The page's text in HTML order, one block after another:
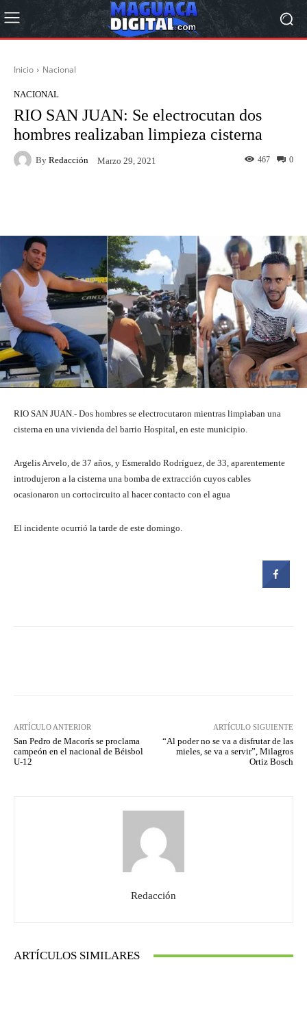
Inicio Nacional
NACIONAL
RIO SAN JUAN: Se electrocutan dos
hombres realizaban limpieza cisterna
By Redacción Marzo 29, 2021 0
467
RIO SAN JUAN.- Dos hombres se electrocutaron mientras limpiaban una
cisterna en una vivienda del barrio Hospital, en este municipio.
Argelis Arvelo, de 37 años, y Esmeraldo Rodríguez, de 33, aparentemente
introdujeron a la cisterna una bomba de extracción cuyos cables
ocasionaron un cortocircuito al hacer contacto con el agua
El incidente ocurrió la tarde de este domingo.
ARTÍCULO ANTERIOR
San Pedro de Macorís se proclama
campeón en el nacional de Béisbol
U-12
ARTÍCULO SIGUIENTE
“Al poder no se va a disfrutar de las
mieles, se va a servir”, Milagros
Ortiz Bosch
Redacción
ARTÍCULOS SIMILARES